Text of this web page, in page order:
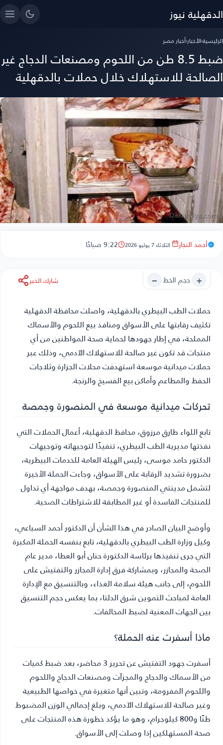
الدقهلية نيوز
الرئيسية›الأخبار›أخبار مصر
ضبط 8.5 طن من اللحوم ومصنعات الدجاج غير
الصالحة للاستهلاك خلال حملات بالدقهلية
أحمد النجار الثلاثاء 7 يوليو 2026 9:22 صباحًا
+ حجم الخط − شارك الخبر
حملات الطب البيطري بالدقهلية، واصلت محافظة الدقهلية
تكثيف رقابتها على الأسواق ومنافذ بيع اللحوم والأسماك
المملحة، في إطار جهودها لحماية صحة المواطنين من أي
منتجات قد تكون غير صالحة للاستهلاك الآدمي، وذلك عبر
حملات ميدانية موسعة استهدفت محلات الجزارة وثلاجات
الحفظ والمطاعم وأماكن بيع الفسيخ والرنجة.
تحركات ميدانية موسعة في المنصورة وجمصة
تابع اللواء طارق مرزوق، محافظ الدقهلية، أعمال الحملات التي
نفذتها مديرية الطب البيطري، تنفيذًا لتوجيهاته وتوجيهات
الدكتور حامد موسى، رئيس الهيئة العامة للخدمات البيطرية،
بضرورة تشديد الرقابة على الأسواق، وجاءت الحملة الأخيرة
لتشمل مدينتي المنصورة وجمصة، بهدف مواجهة أي تداول
للمنتجات الفاسدة أو غير المطابقة للاشتراطات الصحية.
وأوضح البيان الصادر في هذا الشأن أن الدكتور أحمد السباعي،
وكيل وزارة الطب البيطري بالدقهلية، تابع بنفسه الحملة المكبرة
التي جرى تنفيذها برئاسة الدكتورة حنان أبو العطا، مدير عام
الصحة والمجازر، وبمشاركة فرق إدارة المجازر والتفتيش على
اللحوم، إلى جانب هيئة سلامة الغذاء، وبالتنسيق مع الإدارة
العامة لمباحث التموين شرق الدلتا، بما يعكس حجم التنسيق
بين الجهات المعنية لضبط المخالفات.
ماذا أسفرت عنه الحملة؟
أسفرت جهود التفتيش عن تحرير 3 محاضر، بعد ضبط كميات
من الأسماك والدجاج والمجزآت ومصنعات الدجاج واللحوم
واللحوم المفرومة، وتبين أنها متغيرة في خواصها الطبيعية
وغير صالحة للاستهلاك الآدمي، وبلغ إجمالي الوزن المضبوط
طنًا و800 كيلوجرام، وهو ما يؤكد خطورة هذه المنتجات على
صحة المستهلكين إذا وصلت إلى الأسواق.